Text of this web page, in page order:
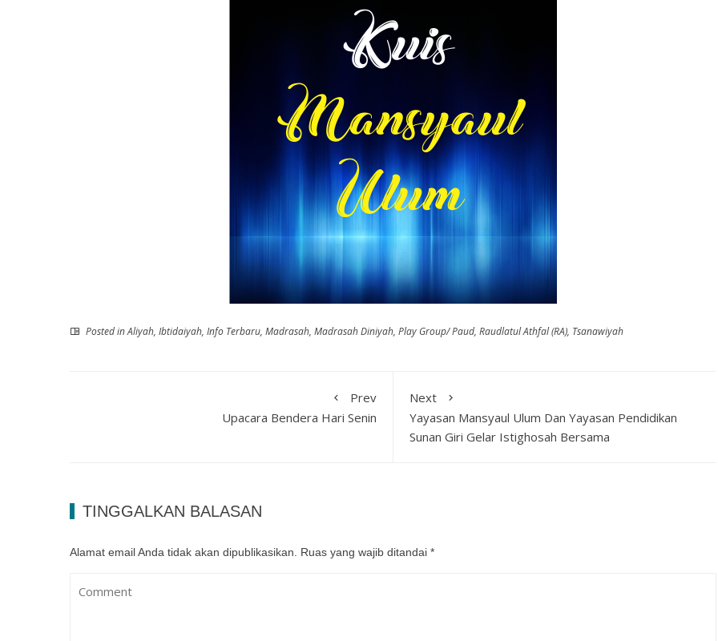
Posted inAliyah, Ibtidaiyah, Info Terbaru, Madrasah, Madrasah Diniyah, Play Group/ Paud, Raudlatul Athfal (RA), Tsanawiyah
Prev
Upacara Bendera Hari Senin
Next
Yayasan Mansyaul Ulum Dan Yayasan Pendidikan
Sunan Giri Gelar Istighosah Bersama
TINGGALKAN BALASAN
Alamat email Anda tidak akan dipublikasikan. Ruas yang wajib ditandai *